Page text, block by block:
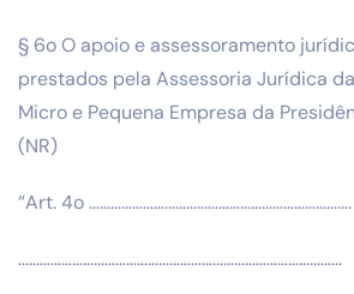
§ 6o O apoio e assessoramento
prestados pela Assessoria Jurídica
Micro e Pequena Empresa da
(NR)
“Art. 4o ……………………………………………………………….
………………………………………………………………………………